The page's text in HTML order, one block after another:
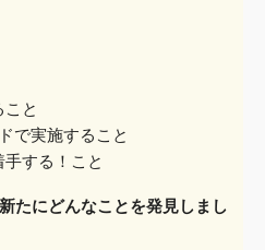
こと
で実施する こと
する！こと
たにどんなことを発見しまし